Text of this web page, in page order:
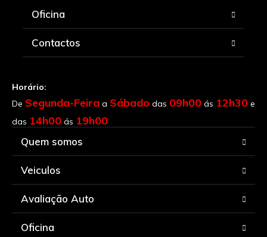
Oficina
Contactos
Horário:
De Segunda-Feira a Sábado das 09h00 ás 12h30 e
das 14h00 ás 19h00
Quem somos
Veiculos
Avaliação Auto
Oficina